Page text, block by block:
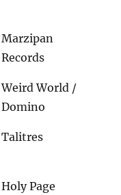
Marzipan
Records
Weird World /
Domino
Talitres
Holy Page